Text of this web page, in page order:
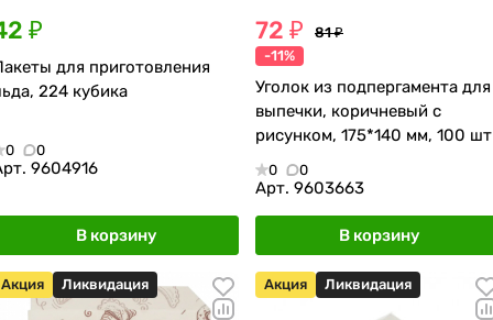
₽
для приготовления
224 кубика
0 0
9604916
В корзину
72 ₽
81 ₽
-11%
Уголок из подпергамента для
выпечки, коричневый с
рисунком, 175*140 мм, 100
0 0
Арт. 9603663
В корзину
Акция Ликвидация Акция Ликвидация